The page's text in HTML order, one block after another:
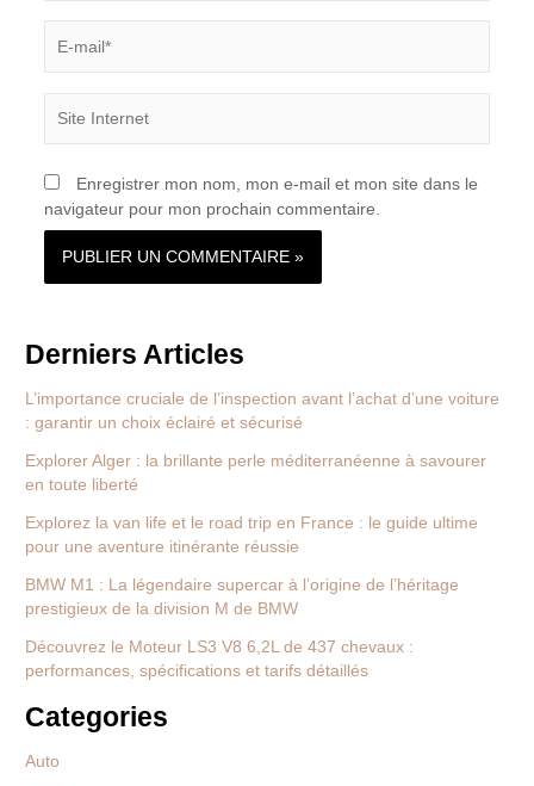
mail*
Internet
Enregistrer mon nom, mon e-mail et mon site dans le
navigateur pour mon prochain commentaire.
Derniers Articles
L’importance cruciale de l’inspection avant l’achat d’une voiture
: garantir un choix éclairé et sécurisé
Explorer Alger : la brillante perle méditerranéenne à savourer
en toute liberté
Explorez la van life et le road trip en France : le guide ultime
pour une aventure itinérante réussie
BMW M1 : La légendaire supercar à l’origine de l’héritage
prestigieux de la division M de BMW
Découvrez le Moteur LS3 V8 6,2L de 437 chevaux :
performances, spécifications et tarifs détaillés
Categories
Auto